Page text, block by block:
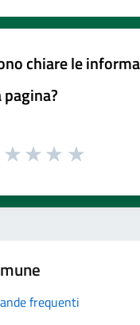
chiare le
frequenti